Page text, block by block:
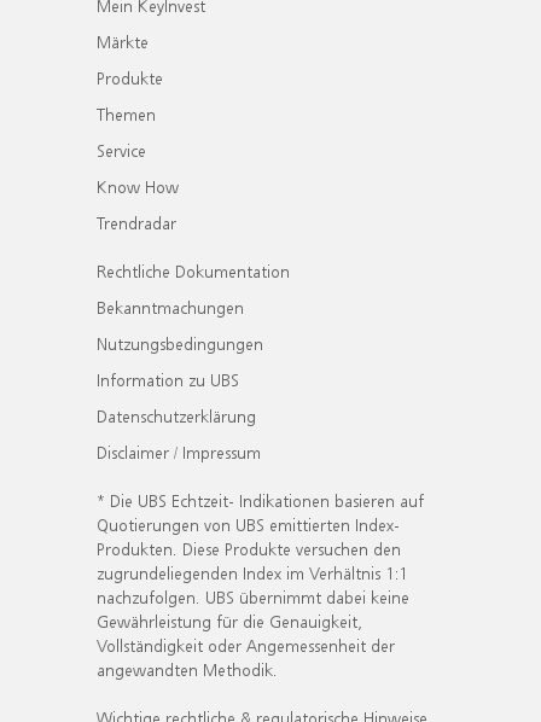
Mein KeyInvest
Märkte
Produkte
Themen
Service
Know How
Trendradar
Rechtliche Dokumentation
Bekanntmachungen
Nutzungsbedingungen
Information zu UBS
Datenschutzerklärung
Disclaimer / Impressum
* Die UBS Echtzeit- Indikationen basieren auf
Quotierungen von UBS emittierten Index-
Produkten. Diese Produkte versuchen den
zugrundeliegenden Index im Verhältnis 1:1
nachzufolgen. UBS übernimmt dabei keine
Gewährleistung für die Genauigkeit,
Vollständigkeit oder Angemessenheit der
angewandten Methodik.